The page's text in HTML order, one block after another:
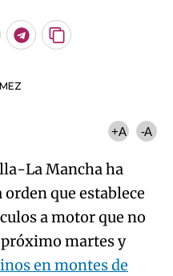
Telegram
Copiar
+A -A
La Mancha ha
que establece
a motor que no
martes y
en montes de